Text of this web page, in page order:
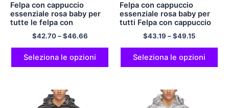
Felpa con cappuccio
essenziale rosa baby per
tutte le felpa con
cappuccio vuota JESUS ​​
THE KINGS Felpa con
cappuccio Felpa con
cappuccio pullover in
poliestere confortevole e
$42.70–$46.66
Seleziona le opzioni
Felpa con cappuccio
essenziale rosa baby per
tutti Felpa con cappuccio
vuota JESUS ​​THE KINGS
Felpa con cappuccio Felpa
con cappuccio comoda e
confortevole con cerniera
in poliestere Felpa con
$43.19 –$49.15
Seleziona le opzioni